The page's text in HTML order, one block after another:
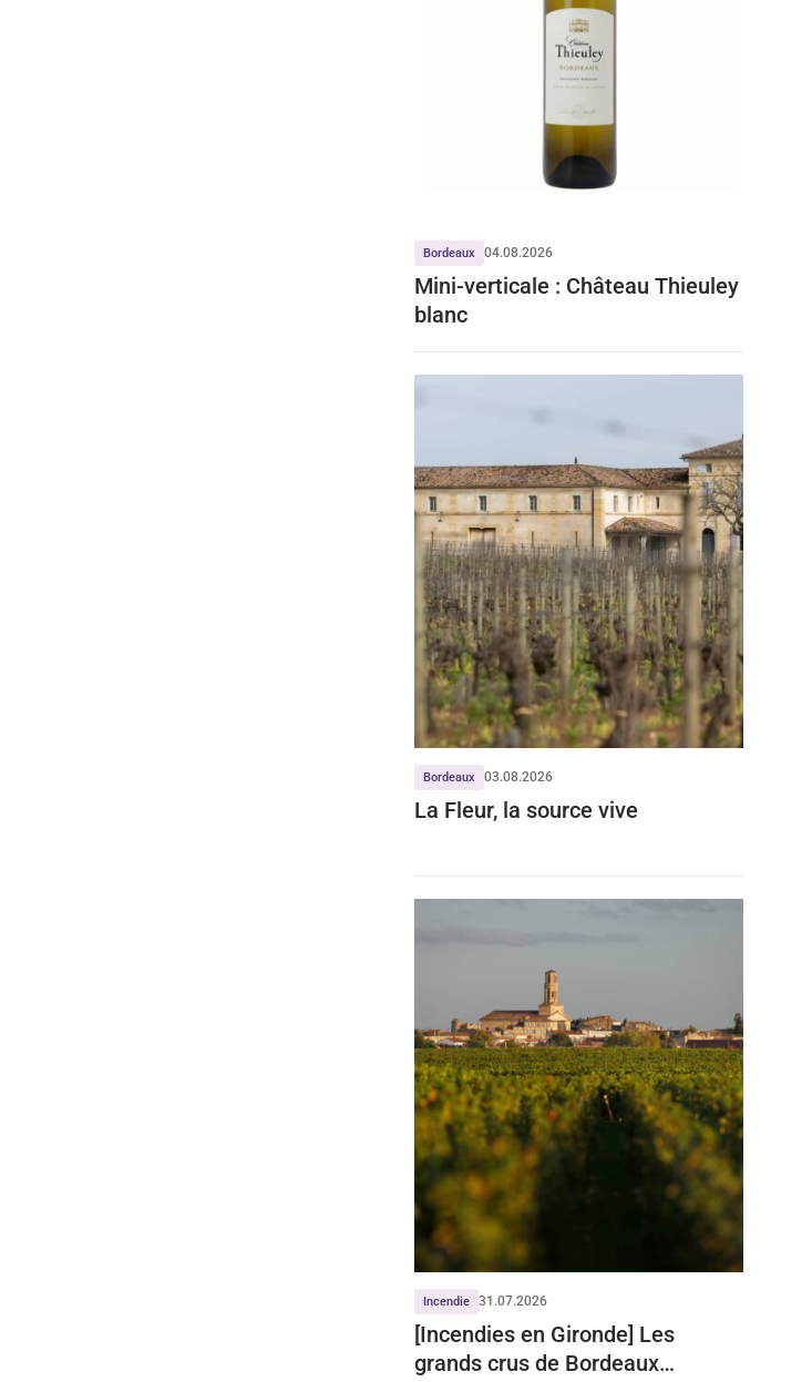
Bordeaux 04.08.2026
Mini-verticale : Château Thieuley
blanc
Bordeaux 03.08.2026
La Fleur, la source vive
Incendie 31.07.2026
[Incendies en Gironde] Les
grands crus de Bordeaux